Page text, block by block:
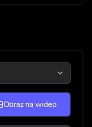
Obraz na wideo